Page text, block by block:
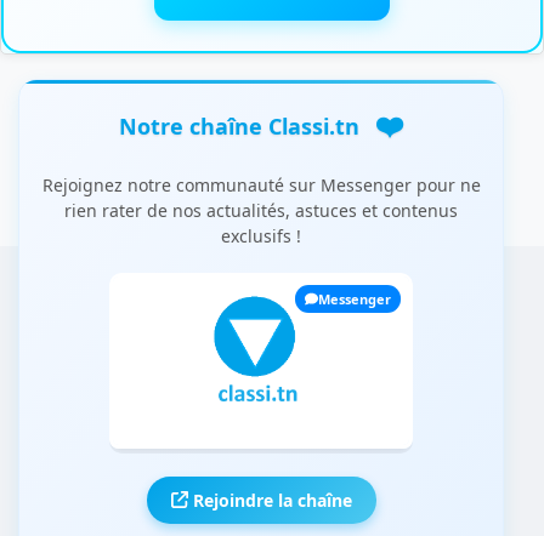
Notre chaîne Classi.tn ❤️
Rejoignez notre communauté sur Messenger pour ne
rien rater de nos actualités, astuces et contenus
exclusifs !
Messenger
Rejoindre la chaîne